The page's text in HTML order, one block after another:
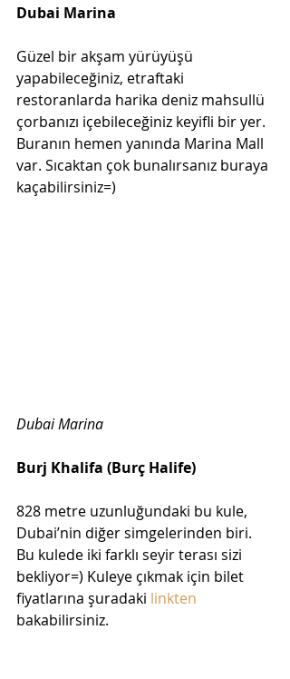
Dubai Marina
Güzel bir akşam yürüyüşü
yapabileceğiniz, etraftaki
restoranlarda harika deniz mahsullü
çorbanızı içebileceğiniz keyifli bir yer.
Buranın hemen yanında Marina Mall
var. Sıcaktan çok bunalırsanız buraya
kaçabilirsiniz=)
Dubai Marina
Burj Khalifa (Burç Halife)
828 metre uzunluğundaki bu kule,
Dubai’nin diğer simgelerinden biri.
Bu kulede iki farklı seyir terası sizi
bekliyor=) Kuleye çıkmak için bilet
fiyatlarına şuradaki linkten
bakabilirsiniz.